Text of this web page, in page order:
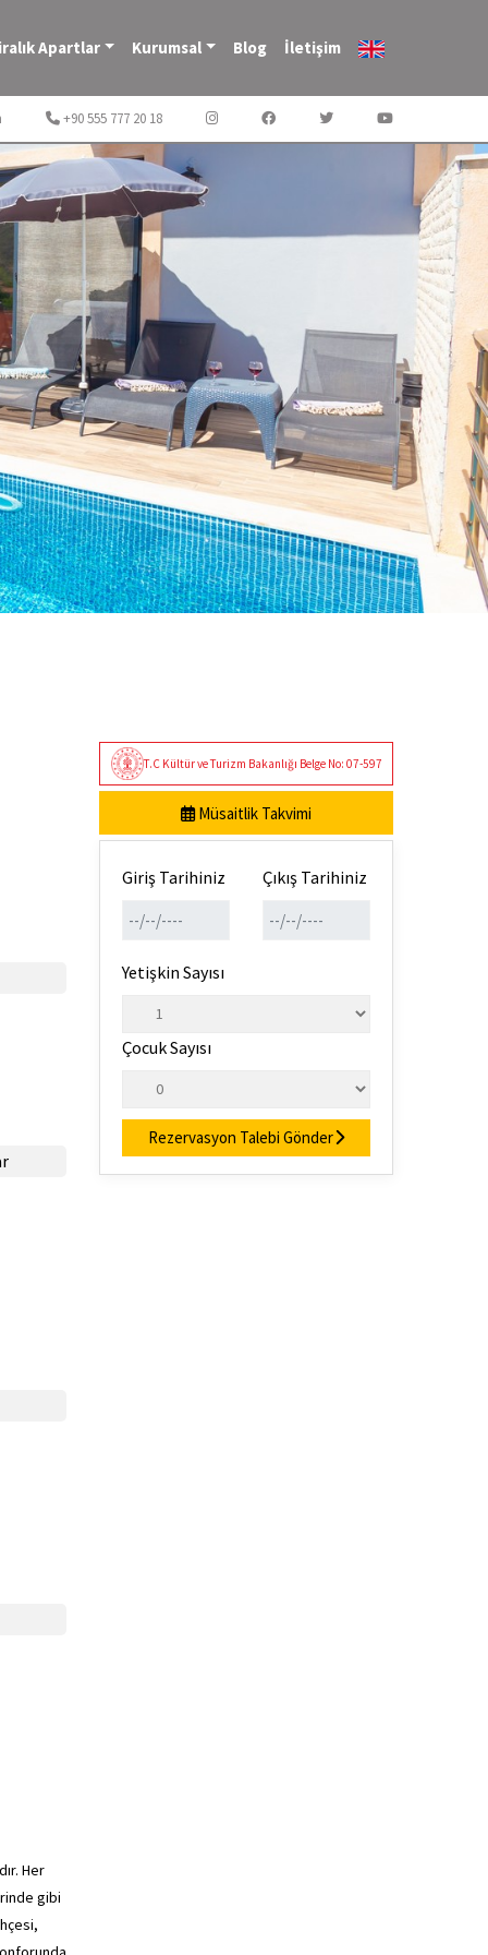
Apartlar Kurumsal Blog İletişim
+90 555 777 20 18
Her
gibi
T.C Kültür ve Turizm Bakanlığı Belge No: 07-597
Müsaitlik Takvimi
Giriş Tarihiniz Çıkış Tarihiniz
Yetişkin Sayısı
Çocuk Sayısı
Rezervasyon Talebi Gönder